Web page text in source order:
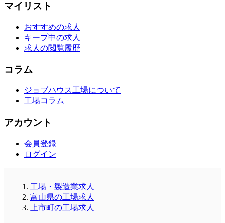
マイリスト
おすすめの求人
キープ中の求人
求人の閲覧履歴
コラム
ジョブハウス工場について
工場コラム
アカウント
会員登録
ログイン
工場・製造業求人
富山県の工場求人
上市町の工場求人